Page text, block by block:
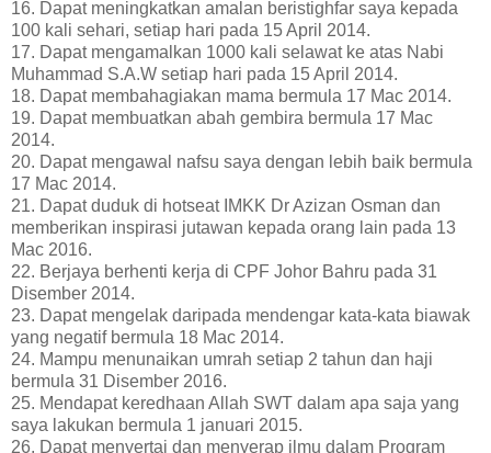
16. Dapat meningkatkan amalan beristighfar saya kepada
100 kali sehari, setiap hari pada 15 April 2014.
17. Dapat mengamalkan 1000 kali selawat ke atas Nabi
Muhammad S.A.W setiap hari pada 15 April 2014.
18. Dapat membahagiakan mama bermula 17 Mac 2014.
19. Dapat membuatkan abah gembira bermula 17 Mac
2014.
20. Dapat mengawal nafsu saya dengan lebih baik bermula
17 Mac 2014.
21. Dapat duduk di hotseat IMKK Dr Azizan Osman dan
memberikan inspirasi jutawan kepada orang lain pada 13
Mac 2016.
22. Berjaya berhenti kerja di CPF Johor Bahru pada 31
Disember 2014.
23. Dapat mengelak daripada mendengar kata-kata biawak
yang negatif bermula 18 Mac 2014.
24. Mampu menunaikan umrah setiap 2 tahun dan haji
bermula 31 Disember 2016.
25. Mendapat keredhaan Allah SWT dalam apa saja yang
saya lakukan bermula 1 januari 2015.
26. Dapat menyertai dan menyerap ilmu dalam Program